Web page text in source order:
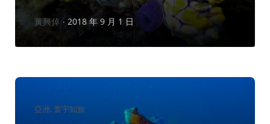
作
黃興倬 2018 年 9 月 1 日
分
類：
亞洲 寰宇知旅